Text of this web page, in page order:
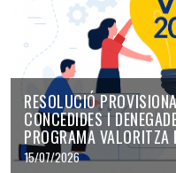
RESOLUCIÓ
CONCEDIDES I
PROGRAMA
15/07/2026